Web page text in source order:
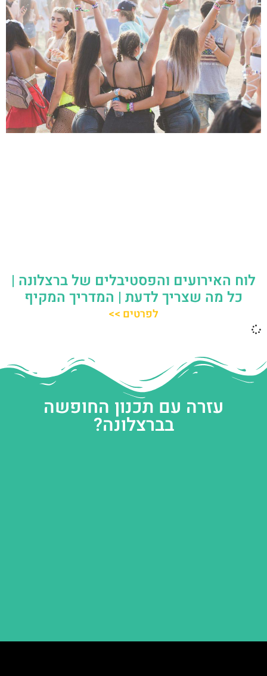
לוח האירועים והפסטיבלים של ברצלונה |
כל מה שצריך לדעת | המדריך המקיף
לפרטים >>
עזרה עם תכנון החופשה
בברצלונה?